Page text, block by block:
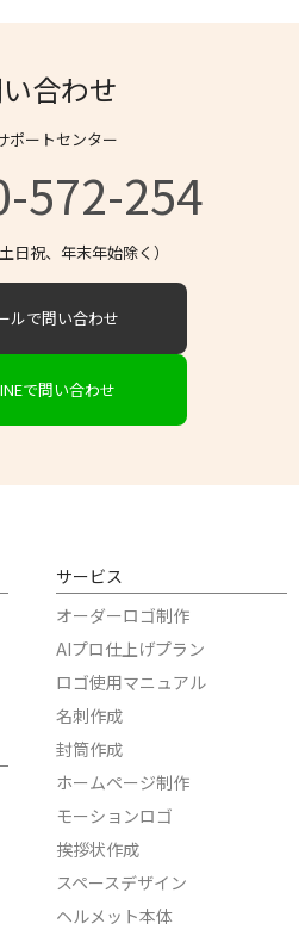
合わせ
ポートセンター
572-254
日祝、年末年始除く）
ルで問い合わせ
で問い合わせ
サービス
オーダーロゴ制作
AIプロ仕上げプラン
ロゴ使用マニュアル
名刺作成
封筒作成
ホームページ制作
モーションロゴ
挨拶状作成
スペースデザイン
ヘルメット本体